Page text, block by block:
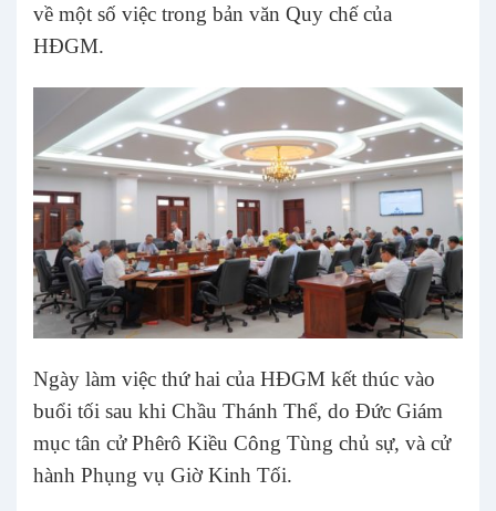
về một số việc trong bản văn Quy chế của
HĐGM.
Ngày làm việc thứ hai của HĐGM kết thúc vào
buổi tối sau khi Chầu Thánh Thể, do Đức Giám
mục tân cử Phêrô Kiều Công Tùng chủ sự, và cử
hành Phụng vụ Giờ Kinh Tối.